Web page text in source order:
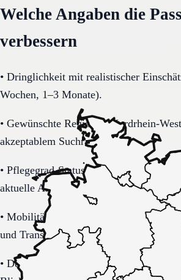
Welche Angaben die
verbessern
• Dringlichkeit mit realistischer
Wochen, 1–3 Monate).
• Gewünschte Region in Nordrhein-
akzeptablem Suchradius.
• Pflegegrad-Status (vorhanden,
aktuelle Alltagsbelastung.
• Mobilität (selbstständig, Rollator,
und Transferbedarf.
• Demenzbezogene Anforderungen (ja,